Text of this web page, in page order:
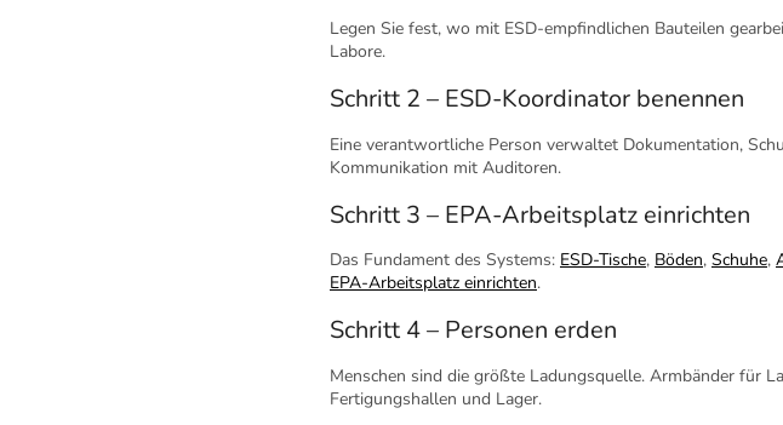
Legen Sie fest, wo mit ESD-empfindlichen Bauteilen
Labore.
Schritt 2 – ESD-Koordinator benennen
Eine verantwortliche Person verwaltet Dokumentation,
Kommunikation mit Auditoren.
Schritt 3 – EPA-Arbeitsplatz einrichten
Das Fundament des Systems: ESD-Tische, Böden, Schuhe,
EPA-Arbeitsplatz einrichten.
Schritt 4 – Personen erden
Menschen sind die größte Ladungsquelle. Armbänder für
Fertigungshallen und Lager.